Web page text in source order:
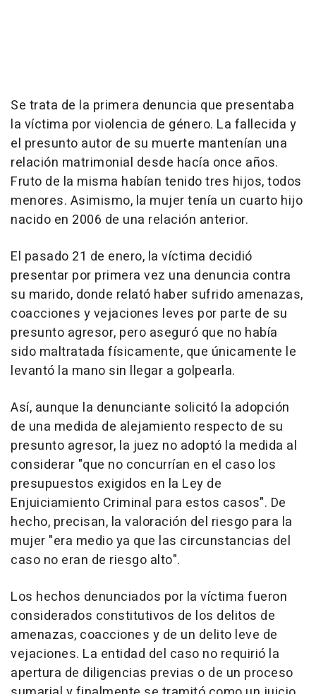
Se trata de la primera denuncia que presentaba
la víctima por violencia de género. La fallecida y
el presunto autor de su muerte mantenían una
relación matrimonial desde hacía once años.
Fruto de la misma habían tenido tres hijos, todos
menores. Asimismo, la mujer tenía un cuarto hijo
nacido en 2006 de una relación anterior.
El pasado 21 de enero, la víctima decidió
presentar por primera vez una denuncia contra
su marido, donde relató haber sufrido amenazas,
coacciones y vejaciones leves por parte de su
presunto agresor, pero aseguró que no había
sido maltratada físicamente, que únicamente le
levantó la mano sin llegar a golpearla.
Así, aunque la denunciante solicitó la adopción
de una medida de alejamiento respecto de su
presunto agresor, la juez no adoptó la medida al
considerar "que no concurrían en el caso los
presupuestos exigidos en la Ley de
Enjuiciamiento Criminal para estos casos". De
hecho, precisan, la valoración del riesgo para la
mujer "era medio ya que las circunstancias del
caso no eran de riesgo alto".
Los hechos denunciados por la víctima fueron
considerados constitutivos de los delitos de
amenazas, coacciones y de un delito leve de
vejaciones. La entidad del caso no requirió la
apertura de diligencias previas o de un proceso